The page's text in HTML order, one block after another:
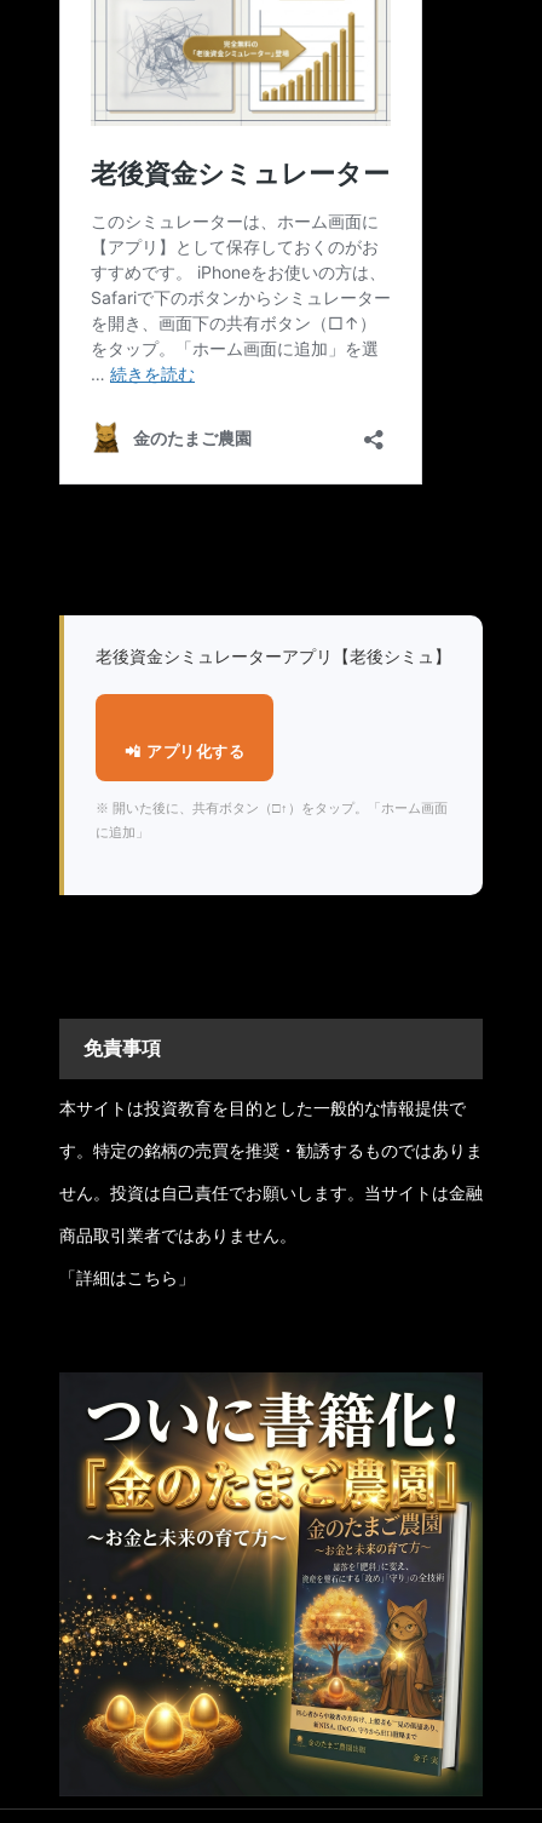
老後資金シミュレーターアプリ【老後シミュ】
📲 アプリ化する
※ 開いた後に、共有ボタン（□↑）をタップ。「ホーム画面
に追加」
免責事項
本サイトは投資教育を目的とした一般的な情報提供で
す。特定の銘柄の売買を推奨・勧誘するものではありま
せん。投資は自己責任でお願いします。当サイトは金融
商品取引業者ではありません。
「詳細はこちら 」